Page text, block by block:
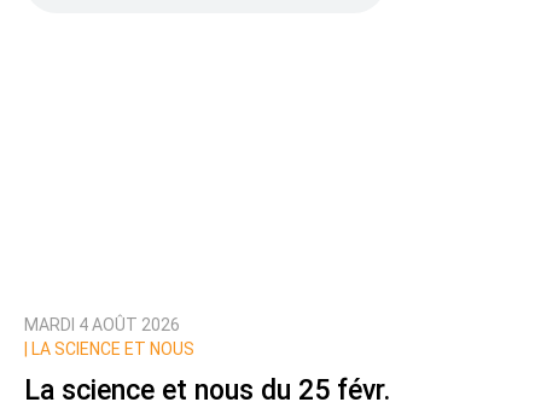
MARDI 4 AOÛT 2026
LA SCIENCE ET NOUS
La science et nous du 25 févr.